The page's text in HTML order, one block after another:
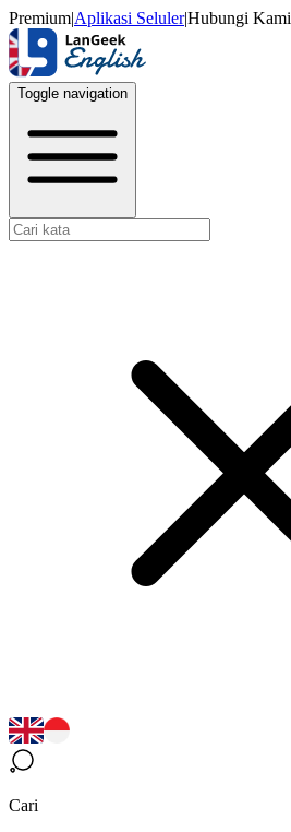
Premium|Aplikasi Seluler|Hubungi Kami
Toggle navigation
Cari